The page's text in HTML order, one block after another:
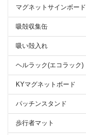
マグネットサインボード
吸殻収集缶
吸い殻入れ
ヘルラック(エコラック)
KYマグネットボード
パッチンスタンド
歩行者マット